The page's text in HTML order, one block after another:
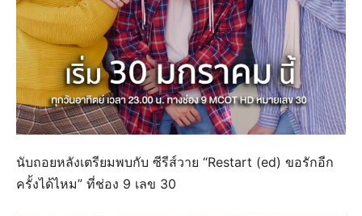
นับถอยหลังเตรียมพบกับ ซีรีส์วาย “Restart (ed) ขอรักอีก
ครั้งได้ไหม” ที่ช่อง 9 เลข 30